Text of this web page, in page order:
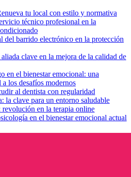
tu local con estilo y normativa
técnico profesional en la
del barrido electrónico en la protección
clave en la mejora de la calidad de
en el bienestar emocional: una
a los desafíos modernos
al dentista con regularidad
la clave para un entorno saludable
en la terapia online
en el bienestar emocional actual